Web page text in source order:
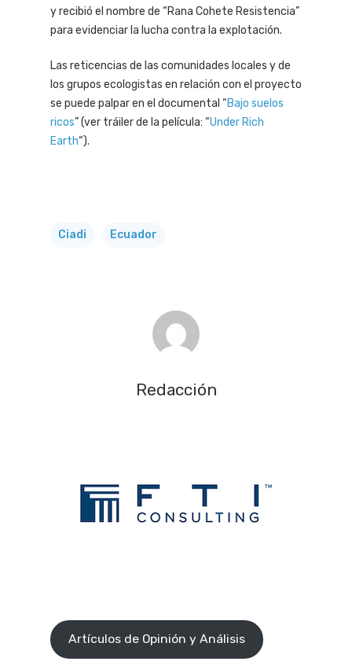
y recibió el nombre de “Rana Cohete Resistencia”
para evidenciar la lucha contra la explotación.
Las reticencias de las comunidades locales y de
los grupos ecologistas en relación con el proyecto
se puede palpar en el documental “Bajo suelos
ricos” (ver tráiler de la película: “Under Rich
Earth“).
Ciadi Ecuador
Redacción
Artículos de Opinión y Análisis